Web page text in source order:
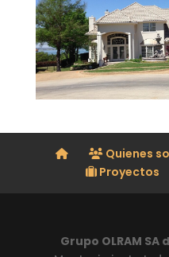
Quienes
Proyectos
Grupo OLRAM SA